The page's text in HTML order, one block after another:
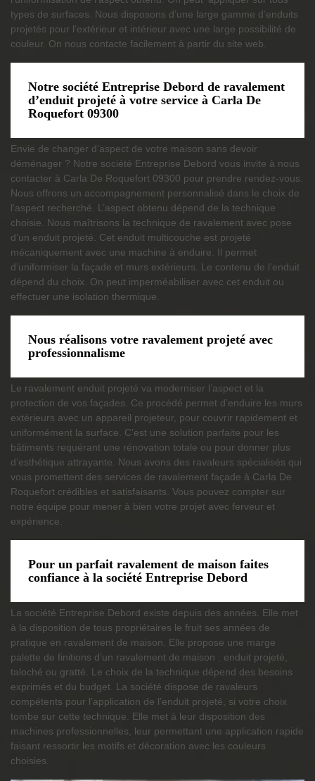
types de surfaces. Nous disposons d’une large gamme d’enduits
projetés pour l’extérieur et intérieur avec une large possibilité de
couleur. On nous contacte facilement à partir du site web.
Notre société Entreprise Debord de ravalement
d’enduit projeté à votre service à Carla De
Roquefort 09300
Envie de changer d’aspect de votre maison sans devoir
déménager ? Notre société Entreprise Debord vous invite à nous
contacter à Carla De Roquefort 09300 pour prendre rendez-vous.
Nous offrons un accompagnement personnalisé dans le choix de
l’aspect recherché. L’aspect obtenu dépend de la technique
choisie. Nous maîtrisons la technique de ravalement avec pose
d’un enduit projeté. Cet enduit multicouche est projeté
mécaniquement avec une machine à enduire. Il permet
d’uniformiser la façade et murs extérieurs. Le contenu de l’enduit
dépend du choix. On peut imperméabiliser avec cet enduit ou
effectuer une isolation thermique.
Nous réalisons votre ravalement projeté avec
professionnalisme
Le ravalement enduit projeté va moderniser l’aspect et la
protection de vos façades. Ce procédé permet d’enduire les murs
extérieurs avec un appareil projeteur, pour couvrir rapidement et
uniformément la surface. C’est une solution parfaite pour les
bâtiments requérant une rénovation totale ou pour donner plus
d’esthétique attrayante. Nous avons des ravaleurs spécialisés qui
vous promettent des services de ravalement façade à Carla De
Roquefort crédibles et satisfaisants. Vous pouvez compter sur
notre équipe pour mener à bien votre projet avec ferveur et
expérience.
Pour un parfait ravalement de maison faites
confiance à la société Entreprise Debord
La société Entreprise Debord existe depuis des années. Elle met
à la disposition de tous propriétaires le fruit ses années de
pratique en ravalement de maison. Elle propose une marge
palette de finitions d’un ravalement de maison : enduit projeté,
taloché ou gratté. Le choix de la technique dépend des besoins
exprimés et du budget. La société dispose de ravaleurs
compétents pour l’application de l’enduit projeté, si votre choix
tombe sur cette technique. Elle met à leur disposition des
machines professionnelles, leur permettant une application rapide
faisant ressortir les motifs et décoration avec les couleurs
choisies.